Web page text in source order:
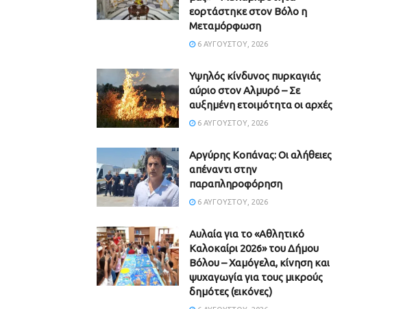
εορτάστηκε στον Βόλο η
Μεταμόρφωση
6 ΑΥΓΟΎΣΤΟΥ, 2026
Υψηλός κίνδυνος πυρκαγιάς
αύριο στον Αλμυρό – Σε
αυξημένη ετοιμότητα οι αρχές
6 ΑΥΓΟΎΣΤΟΥ, 2026
Aργύρης Κοπάνας: Οι αλήθειες
απέναντι στην
παραπληροφόρηση
6 ΑΥΓΟΎΣΤΟΥ, 2026
Αυλαία για το «Αθλητικό
Καλοκαίρι 2026» του Δήμου
Βόλου – Χαμόγελα, κίνηση και
ψυχαγωγία για τους μικρούς
δημότες (εικόνες)